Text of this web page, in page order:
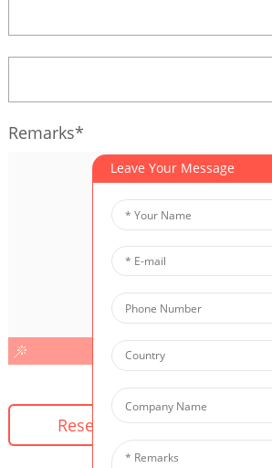
Remarks*
Reset Submit
Leave Your Message